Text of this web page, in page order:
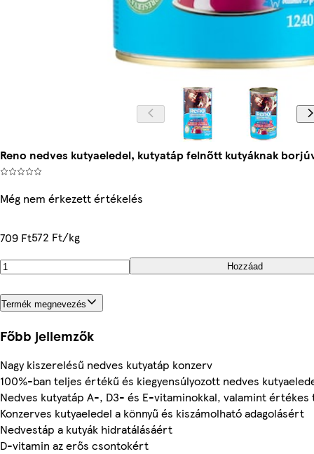
Reno nedves kutyaeledel, kutyatáp felnőtt kutyáknak
Még nem érkezett értékelés
709 Ft572 Ft/kg
Hozzáad
Termék megnevezés
Főbb jellemzők
Nagy kiszerelésű nedves kutyatáp konzerv
100%-ban teljes értékű és kiegyensúlyozott nedves
Nedves kutyatáp A-, D3- és E-vitaminokkal, valamint értékes
Konzerves kutyaeledel a könnyű és kiszámolható adagolásért
Nedvestáp a kutyák hidratálásáért
D-vitamin az erős csontokért